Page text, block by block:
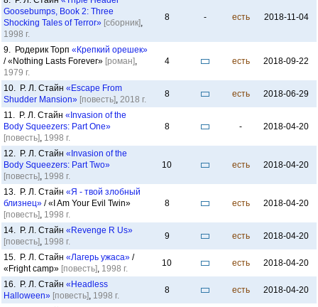
Goosebumps, Book 2: Three
Shocking Tales of Terror» [сборник],
1998 г.
8 - есть 2018-11-04
9. Родерик Торп «Крепкий орешек»
/ «Nothing Lasts Forever» [роман],
1979 г.
4 есть 2018-09-22
10. Р. Л. Стайн «Escape From
Shudder Mansion» [повесть], 2018 г.
8 есть 2018-06-29
11. Р. Л. Стайн «Invasion of the
Body Squeezers: Part One»
[повесть], 1998 г.
8 - 2018-04-20
12. Р. Л. Стайн «Invasion of the
Body Squeezers: Part Two»
[повесть], 1998 г.
10 есть 2018-04-20
13. Р. Л. Стайн «Я - твой злобный
близнец» / «I Am Your Evil Twin»
[повесть], 1998 г.
8 есть 2018-04-20
14. Р. Л. Стайн «Revenge R Us»
[повесть], 1998 г.
9 есть 2018-04-20
15. Р. Л. Стайн «Лагерь ужаса» /
«Fright camp» [повесть], 1998 г.
10 есть 2018-04-20
16. Р. Л. Стайн «Headless
Halloween» [повесть], 1998 г.
8 есть 2018-04-20